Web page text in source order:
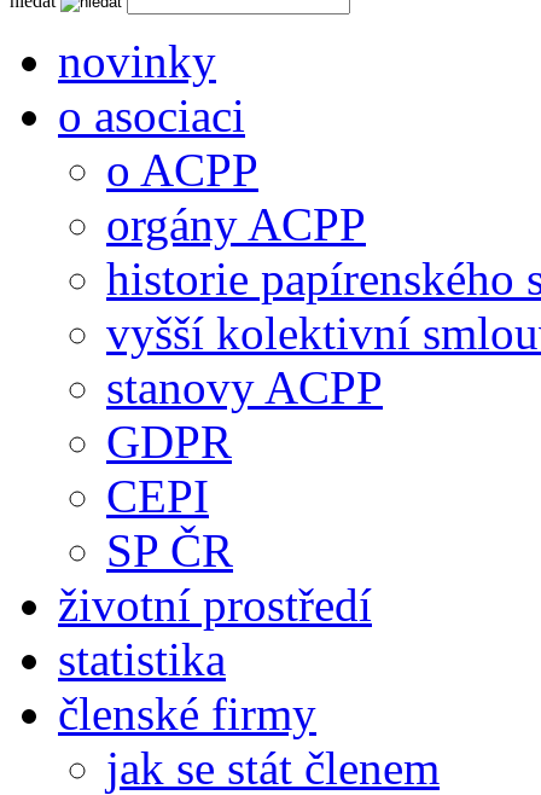
novinky
o asociaci
o ACPP
orgány ACPP
historie papírenského
vyšší kolektivní
stanovy ACPP
GDPR
CEPI
SP ČR
životní prostředí
statistika
členské firmy
jak se stát členem